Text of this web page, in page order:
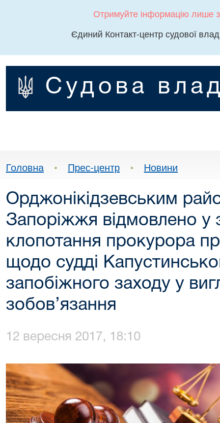
Отримуйте інформацію лише
Єдиний Контакт-центр судової
Судова
Головна • Прес-центр • Новини
Орджонікідзевським
Запоріжжя відмовлено у
клопотання прокурора
щодо судді
запобіжного заходу у
зобов’язання
12 вересня 2017, 18:10